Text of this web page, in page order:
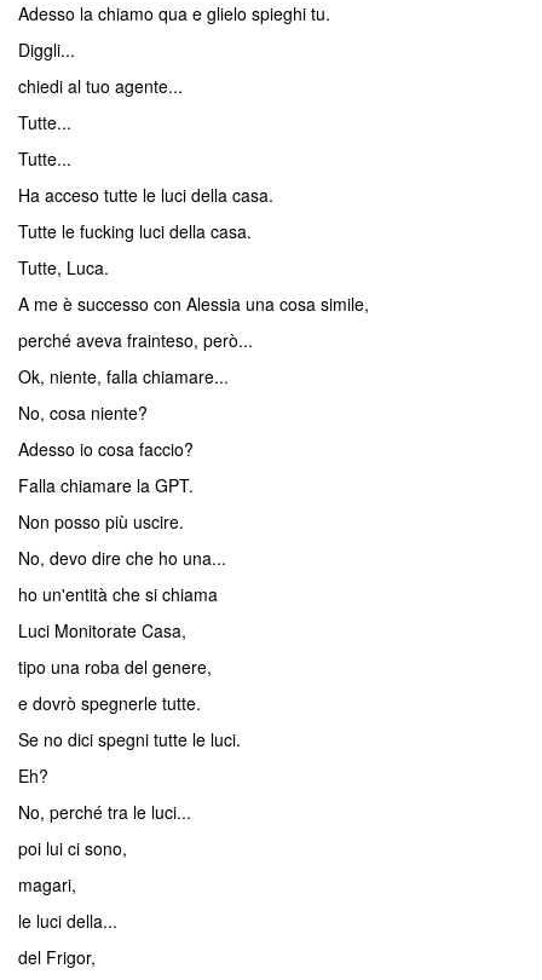
Adesso la chiamo qua e glielo spieghi tu.
Diggli...
chiedi al tuo agente...
Tutte...
Tutte...
Ha acceso tutte le luci della casa.
Tutte le fucking luci della casa.
Tutte, Luca.
A me è successo con Alessia una cosa simile,
perché aveva frainteso, però...
Ok, niente, falla chiamare...
No, cosa niente?
Adesso io cosa faccio?
Falla chiamare la GPT.
Non posso più uscire.
No, devo dire che ho una...
ho un'entità che si chiama
Luci Monitorate Casa,
tipo una roba del genere,
e dovrò spegnerle tutte.
Se no dici spegni tutte le luci.
Eh?
No, perché tra le luci...
poi lui ci sono,
magari,
le luci della...
del Frigor,